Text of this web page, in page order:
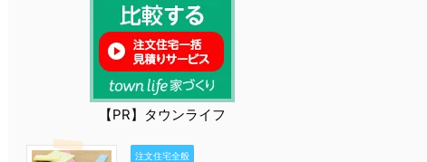
【PR】タウンライフ
注文住宅全般